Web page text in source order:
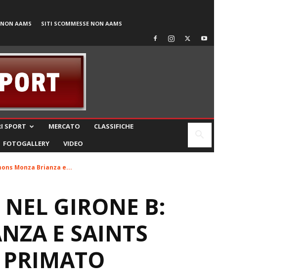
AAMS SITI SCOMMESSE NON AAMS
SPORT MERCATO
CLASSIFICHE
FOTOGALLERY VIDEO
Monza Brianza e...
GIRONE B:
E SAINTS